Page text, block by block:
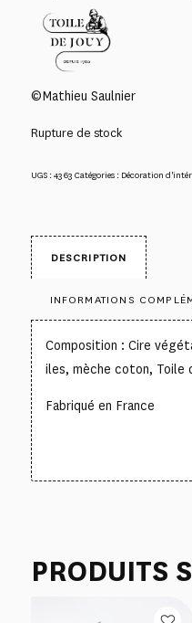
©Mathieu Saulnier
Rupture de stock
UGS :4363 Catégories : Décoration
DESCRIPTION
INFORMATIONS
Composition : Cire
iles, mèche coton, Toile
Fabriqué en France
PRODUITS